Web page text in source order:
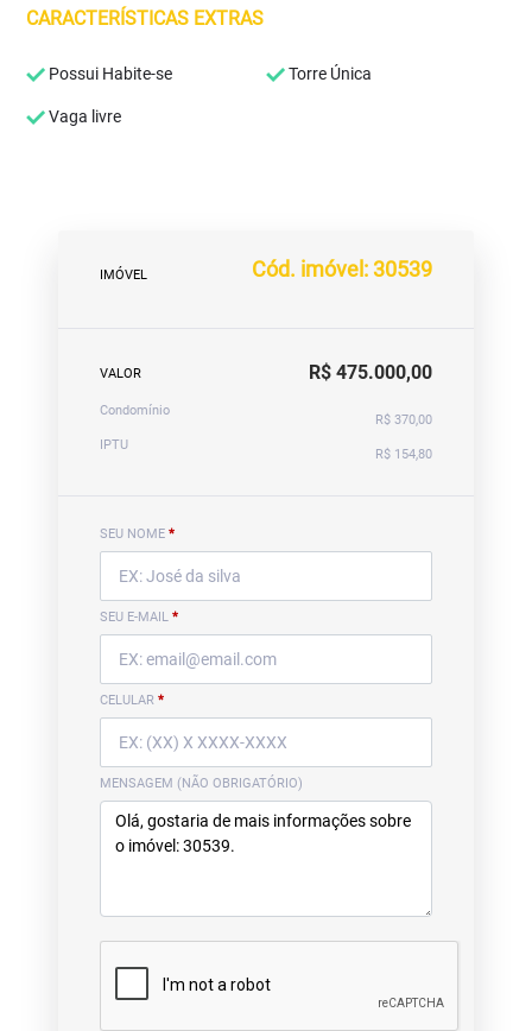
CARACTERÍSTICAS EXTRAS
Possui Habite-se Torre Única
Vaga livre
IMÓVEL Cód. imóvel: 30539
VALOR R$ 475.000,00
Condomínio
R$ 370,00
IPTU
R$ 154,80
SEU NOME *
SEU E-MAIL *
CELULAR *
MENSAGEM (NÃO OBRIGATÓRIO)